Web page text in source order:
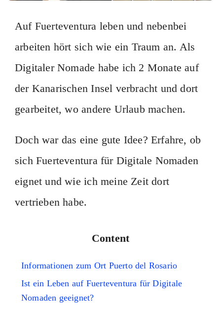
Auf Fuerteventura leben und nebenbei
arbeiten hört sich wie ein Traum an. Als
Digitaler Nomade habe ich 2 Monate auf
der Kanarischen Insel verbracht und dort
gearbeitet, wo andere Urlaub machen.
Doch war das eine gute Idee? Erfahre, ob
sich Fuerteventura für Digitale Nomaden
eignet und wie ich meine Zeit dort
vertrieben habe.
Content
Informationen zum Ort Puerto del Rosario
Ist ein Leben auf Fuerteventura für Digitale
Nomaden geeignet?